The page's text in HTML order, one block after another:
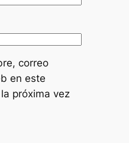
correo
en este
próxima vez